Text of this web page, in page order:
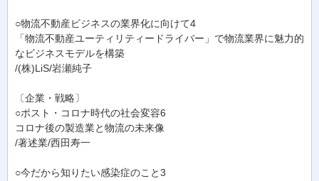
○物流不動産ビジネスの業界化に向けて4
「物流不動産ユーティリティードライバー」で物流業界に魅力的
なビジネスモデルを構築
/(株)LiS/岩瀬純子
〔企業・戦略〕
○ポスト・コロナ時代の社会変容6
コロナ後の製造業と物流の未来像
/著述業/西田寿一
○今だから知りたい感染症のこと3